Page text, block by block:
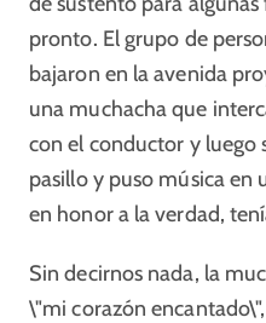
pronto. El grupo de
bajaron en la avenida
una muchacha que
con el conductor y luego
pasillo y puso música en
en honor a la verdad,
Sin decirnos nada, la
\"mi corazón